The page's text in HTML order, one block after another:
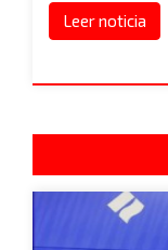
Leer noticia